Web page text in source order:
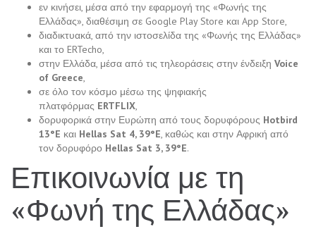
εν κινήσει, μέσα από την εφαρμογή της «Φωνής της
Ελλάδας», διαθέσιμη σε Google Play Store και App Store,
διαδικτυακά, από την ιστοσελίδα της «Φωνής της Ελλάδας»
και το ERTecho,
στην Ελλάδα, μέσα από τις τηλεοράσεις στην ένδειξη Voice
of Greece,
σε όλο τον κόσμο μέσω της ψηφιακής
πλατφόρμας ERTFLIX,
δορυφορικά στην Ευρώπη από τους δορυφόρους Hotbird
13°E και Hellas Sat 4, 39°E, καθώς και στην Αφρική από
τον δορυφόρο Hellas Sat 3, 39°E.
Επικοινωνία με τη
«Φωνή της Ελλάδας»